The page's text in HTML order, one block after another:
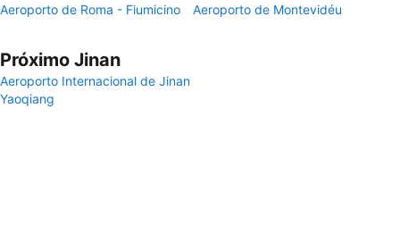
Aeroporto de Roma - Fiumicino Aeroporto de Montevidéu
Próximo Jinan
Aeroporto Internacional de Jinan
Yaoqiang